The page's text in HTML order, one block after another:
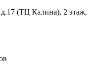
(ТЦ Калина), 2 этаж,